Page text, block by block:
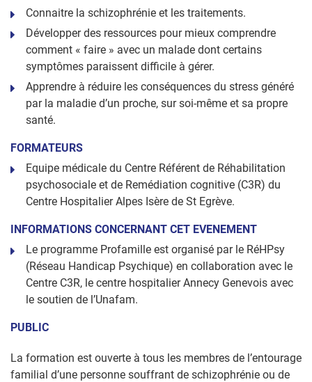
Connaitre la schizophrénie et les traitements.
Développer des ressources pour mieux comprendre
comment « faire » avec un malade dont certains
symptômes paraissent difficile à gérer.
Apprendre à réduire les conséquences du stress généré
par la maladie d’un proche, sur soi-même et sa propre
santé.
FORMATEURS
Equipe médicale du Centre Référent de Réhabilitation
psychosociale et de Remédiation cognitive (C3R) du
Centre Hospitalier Alpes Isère de St Egrève.
INFORMATIONS CONCERNANT CET EVENEMENT
Le programme Profamille est organisé par le RéHPsy
(Réseau Handicap Psychique) en collaboration avec le
Centre C3R, le centre hospitalier Annecy Genevois avec
le soutien de l’Unafam.
PUBLIC
La formation est ouverte à tous les membres de l’entourage
familial d’une personne souffrant de schizophrénie ou de